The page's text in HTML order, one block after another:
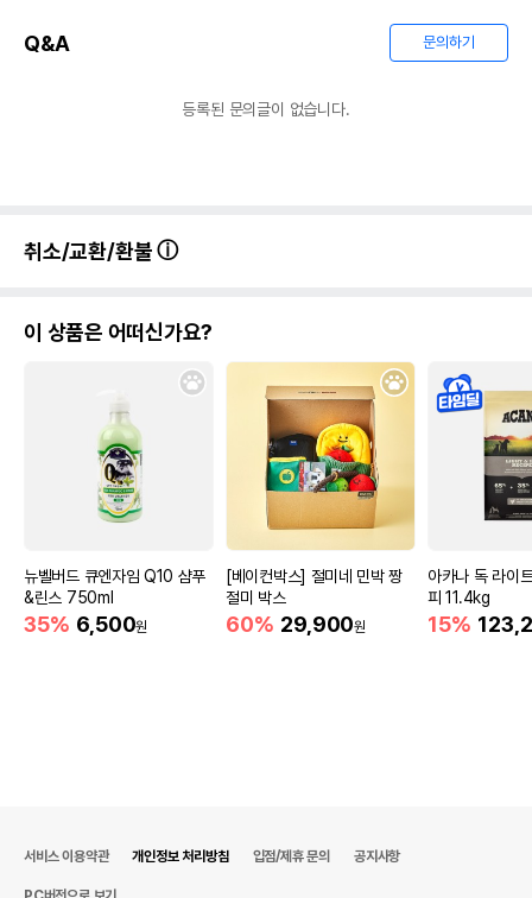
Q&A 문의하기
등록된 문의글이 없습니다.
취소/교환/환불
이 상품은 어떠신가요?
뉴벨버드 큐엔자임 Q10 샴푸
&린스 750ml
35% 6,500원
[베이컨박스] 절미네 민박 짱
절미 박스
60% 29,900원
아카나 독 라이
피 11.4kg
15%
서비스 이용약관 개인정보 처리방침 입점/제휴 문의 공지사항